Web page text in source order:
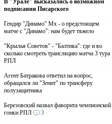
В "Урале" высказались о возможном
подписании Писарского
Гендир "Динамо" Мх - о предстоящем
матче с "Динамо": нам будет тяжело
"Крылья Советов" - "Балтика": где и во
сколько смотреть трансляцию матча 3 тура
РПЛ
Агент Батракова ответил на вопрос,
обращался ли "Зенит" по трансферу
полузащитника
Березовский назвал фаворита чемпионской
гонки РПЛ
3